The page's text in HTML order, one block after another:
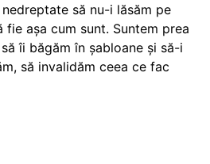
să nu-i lăsăm pe
fie așa cum sunt. Suntem prea
îi băgăm în șabloane și să-i
să invalidăm ceea ce fac